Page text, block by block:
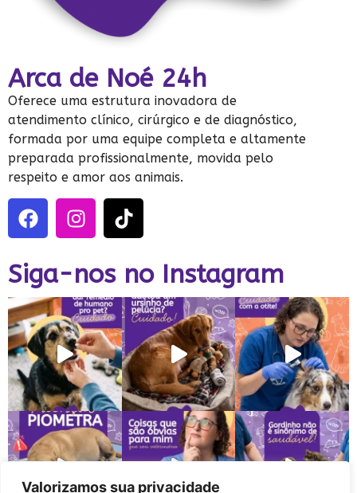
Valorizamos sua privacidade
Arca de Noé 24h
Oferece uma estrutura inovadora de
atendimento clínico, cirúrgico e de diagnóstico,
formada por uma equipe completa e altamente
preparada profissionalmente, movida pelo
respeito e amor aos animais.
Siga-nos no Instagram